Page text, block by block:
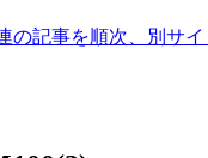
の記事を順次、別サ